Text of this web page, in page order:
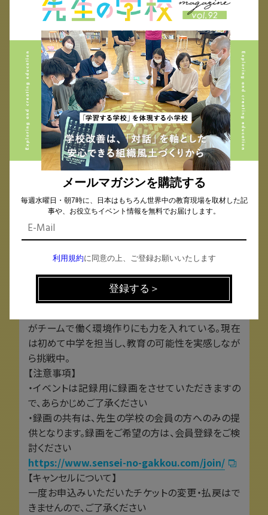
追手門学院中・高等学校 教諭 探究科主任／中1
学年主任
＜プロフィール＞
大阪府立箕面高等学校で8年間の経験を経て、教育
科」を立ち上げ、独自のプログラムを開発中。日本や、
それぞれの学校文化の中で、子どもたちが生きる教
がチームで働く環境作りにも力を入れている。現在
は初めて中学を担当し、教育の可能性を実感しなが
ら挑戦中。
【注意事項】
・イベントは記録用に録画をさせていただきますの
で、あらかじめご了承ください
・録画の共有は、先生の学校の会員の方へのみの提
供となります。録画をご希望の方は、会員登録をご検
討ください
https://www.sensei-no-gakkou.com/join/
【キャンセルについて】
一度お申込みいただいたチケットの変更・払戻はで
きませんので、ご了承ください
メールマガジンを購読する
毎週水曜日・朝7時に、日本はもちろん世界中の教育現場を取材した記
事や、お役立ちイベント情報を無料でお届けします。
利用規約に同意の上、ご登録お願いいたします